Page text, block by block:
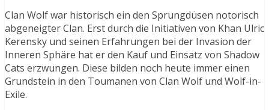
Clan Wolf war historisch ein den Sprungdüsen notorisch
abgeneigter Clan. Erst durch die Initiativen von Khan Ulric
Kerensky und seinen Erfahrungen bei der Invasion der
Inneren Sphäre hat er den Kauf und Einsatz von Shadow
Cats erzwungen. Diese bilden noch heute immer einen
Grundstein in den Toumanen von Clan Wolf und Wolf-in-
Exile.